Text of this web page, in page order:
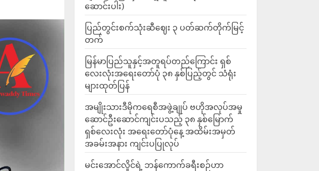
ဆောင်းပါး)
ပြည်တွင်းစက်သုံးဆီဈေး ၃ ပတ်ဆက်တိုက်မြင့်
တက်
မြန်မာပြည်သူနှင့်အတူရပ်တည်ကြောင်း ရှစ်
လေးလုံးအရေးတော်ပုံ ၃၈ နှစ်ပြည့်တွင် သံရုံး
များထုတ်ပြန်
အမျိုးသားဒီမိုကရေစီအဖွဲ့ချုပ် ဗဟိုအလုပ်အမှု
ဆောင်ဦးဆောင်ကျင်းပသည့် ၃၈ နှစ်မြောက်
ရှစ်လေးလုံး အရေးတော်ပုံနေ့ အထိမ်းအမှတ်
အခမ်းအနား ကျင်းပပြုလုပ်
မင်းအောင်လှိုင်ရဲ့ ဘန်ကောက်ခရီးစဉ်ဟာ